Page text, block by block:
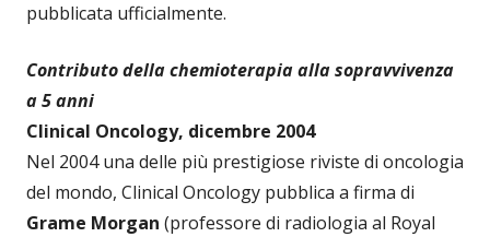
pubblicata ufficialmente.
Contributo della chemioterapia alla sopravvivenza
a 5 anni
Clinical Oncology, dicembre 2004
Nel 2004 una delle più prestigiose riviste di oncologia
del mondo, Clinical Oncology pubblica a firma di
Grame Morgan (professore di radiologia al Royal